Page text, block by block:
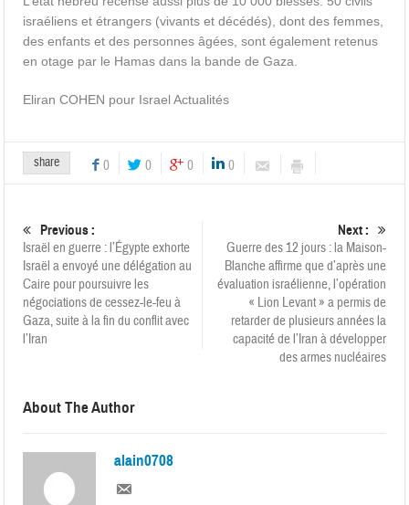
israéliens et étrangers (vivants et décédés), dont des femmes,
des enfants et des personnes âgées, sont également retenus
en otage par le Hamas dans la bande de Gaza.
Eliran COHEN pour Israel Actualités
share 0 0 0 0
Previous :
Israël en guerre : l’Égypte exhorte
Israël a envoyé une délégation au
Caire pour poursuivre les
négociations de cessez-le-feu à
Gaza, suite à la fin du conflit avec
l’Iran
Next :
Guerre des 12 jours : la Maison-
Blanche affirme que d’après une
évaluation israélienne, l’opération
« Lion Levant » a permis de
retarder de plusieurs années la
capacité de l’Iran à développer
des armes nucléaires
About The Author
alain0708